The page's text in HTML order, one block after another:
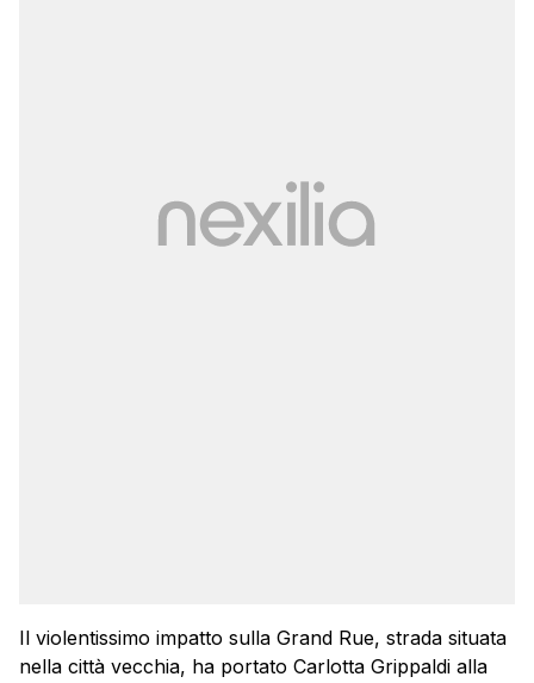
Il violentissimo impatto sulla Grand Rue, strada situata
nella città vecchia, ha portato Carlotta Grippaldi alla